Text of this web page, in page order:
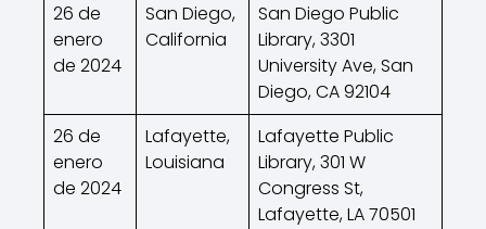
26 de
enero
de 2024
San Diego,
California
San Diego Public
Library, 3301
University Ave, San
Diego, CA 92104
26 de
enero
de 2024
Lafayette,
Louisiana
Lafayette Public
Library, 301 W
Congress St,
Lafayette, LA 70501